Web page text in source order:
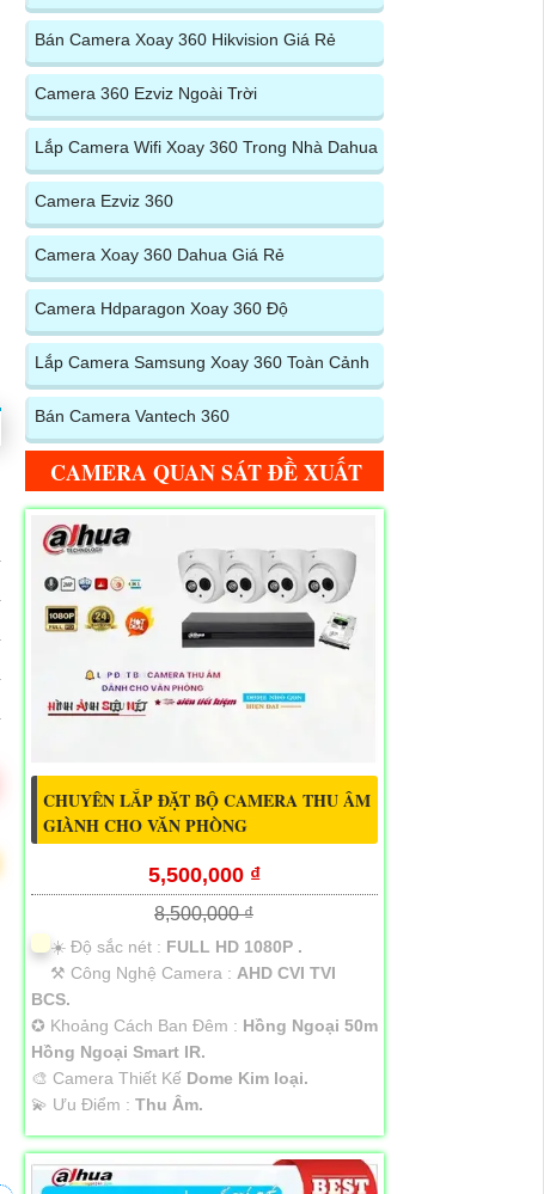
Bán Camera Xoay 360 Hikvision Giá Rẻ
Camera 360 Ezviz Ngoài Trời
Lắp Camera Wifi Xoay 360 Trong Nhà Dahua
Camera Ezviz 360
Camera Xoay 360 Dahua Giá Rẻ
Camera Hdparagon Xoay 360 Độ
Lắp Camera Samsung Xoay 360 Toàn Cảnh
Bán Camera Vantech 360
CAMERA QUAN SÁT ĐỀ XUẤT
CHUYÊN LẮP ĐẶT BỘ CAMERA THU ÂM
GIÀNH CHO VĂN PHÒNG
5,500,000 ₫
8,500,000 ₫
☀️ Độ sắc nét : FULL HD 1080P .
⚒ Công Nghệ Camera : AHD CVI TVI
BCS.
✪ Khoảng Cách Ban Đêm : Hồng Ngoại 50m
Hồng Ngoại Smart IR.
🎨 Camera Thiết Kế Dome Kim loại.
️💫 Ưu Điểm : Thu Âm.